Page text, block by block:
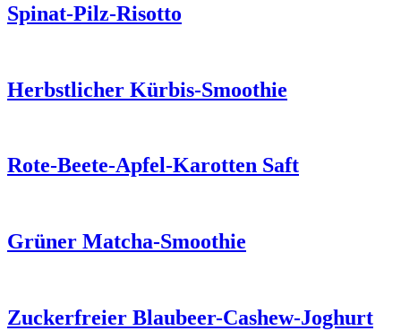
Spinat-Pilz-Risotto
Herbstlicher Kürbis-Smoothie
Rote-Beete-Apfel-Karotten Saft
Grüner Matcha-Smoothie
Zuckerfreier Blaubeer-Cashew-Joghurt